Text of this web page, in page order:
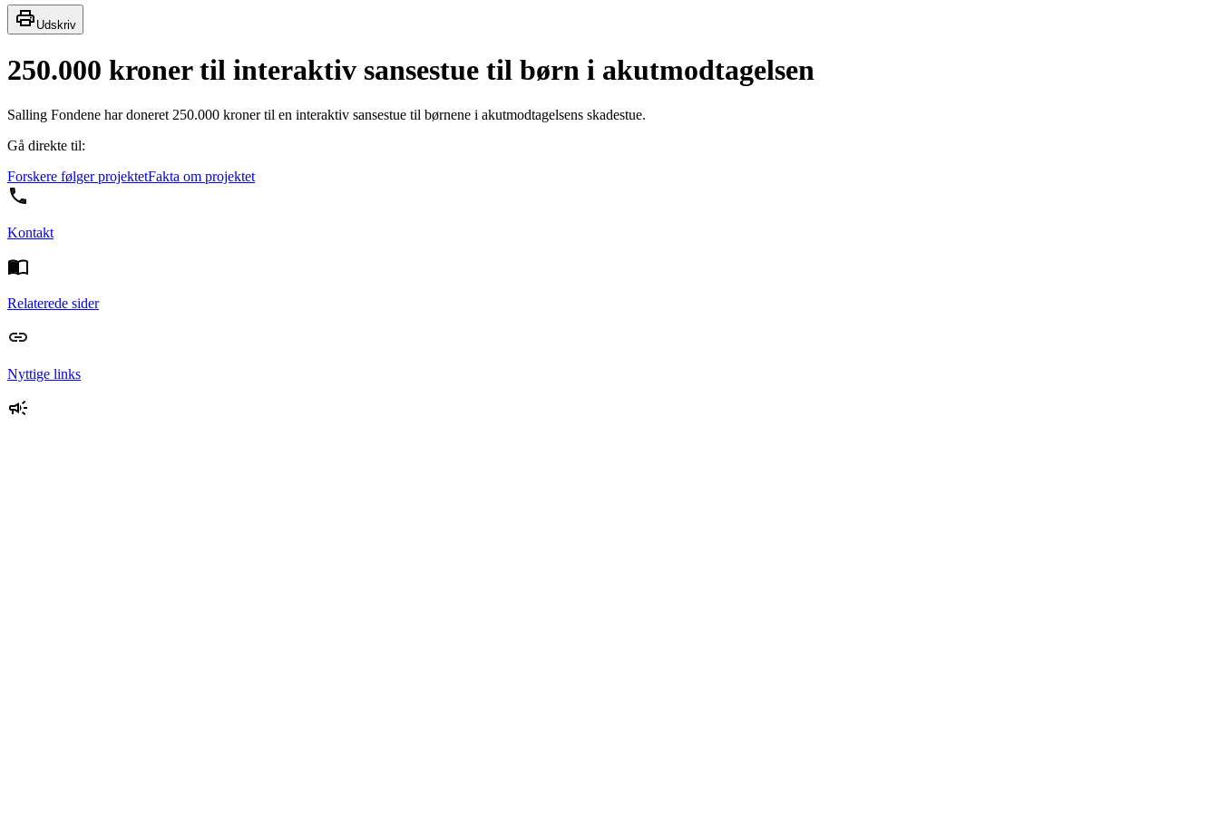
Udskriv
250.000 kroner til interaktiv sansestue til børn i akutmodtagelsen
Salling Fondene har doneret 250.000 kroner til en interaktiv sansestue til børnene i akutmodtagelsens skadestue.
Gå direkte til:
Forskere følger projektetFakta om projektet
Kontakt
Relaterede sider
Nyttige links